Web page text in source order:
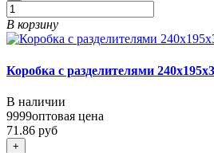
В корзину
Коробка с разделителями
В наличии
9999оптовая цена
71.86 руб
+